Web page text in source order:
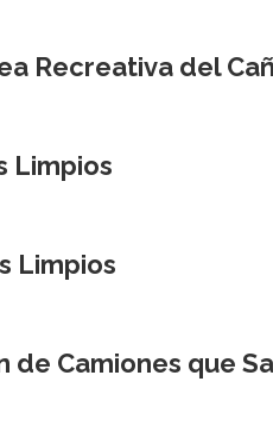
Recreativa del
Limpios
Limpios
Camiones que